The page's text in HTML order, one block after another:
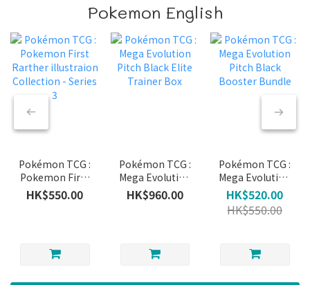
Pokemon English
Pokémon TCG :
Pokemon First
Rarther
illustraion
HK$550.00
Pokémon TCG :
Mega Evolution
Pitch Black
Elite Trainer
HK$960.00
Pokémon TCG :
Mega Evolution
Pitch Black
Booster Bundle
HK$520.00
HK$550.00